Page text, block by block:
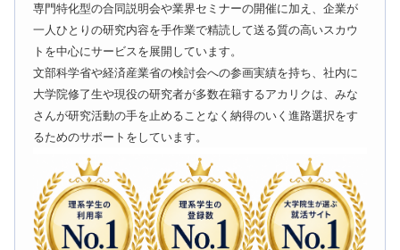
専門特化型の合同説明会や業界セミナーの開催に加え、企業が
一人ひとりの研究内容を手作業で精読して送る質の高いスカウ
トを中心にサービスを展開しています。
文部科学省や経済産業省の検討会への参画実績を持ち、社内に
大学院修了生や現役の研究者が多数在籍するアカリクは、みな
さんが研究活動の手を止めることなく納得のいく進路選択をす
るためのサポートをしています。